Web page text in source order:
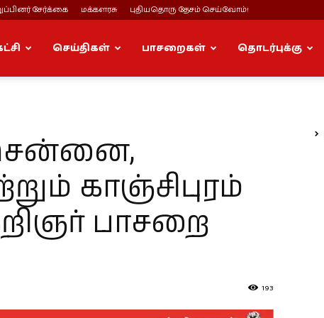
சேர்க்கை மக்களரசு புதியதொரு தேசம் செய்வோம்!
செய்திகள் பாசறைகள் தொடர்புக்கு
காஞ்சிபுரம்
பாசறை
193